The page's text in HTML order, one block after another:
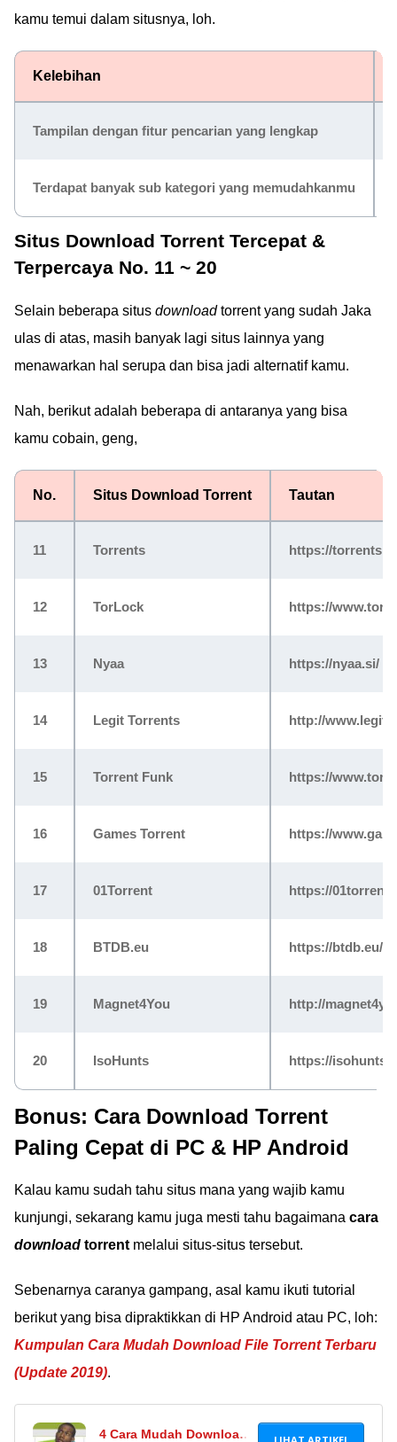
kamu temui dalam situsnya, loh.
Kelebihan
Tampilan dengan fitur pencarian yang lengkap
Terdapat banyak sub kategori yang memudahkanmu
Situs Download Torrent Tercepat &
Terpercaya No. 11 ~ 20
Selain beberapa situs downloadtorrent yang sudah Jaka
ulas di atas, masih banyak lagi situs lainnya yang
menawarkan hal serupa dan bisa jadi alternatif kamu.
Nah, berikut adalah beberapa di antaranya yang bisa
kamu cobain, geng,
No. Situs Download Torrent Tautan
11 Torrents https://
12 TorLock https://
13 Nyaa https://nyaa.si/
14 Legit Torrents http://
15 Torrent Funk https://
16 Games Torrent https://
17 01Torrent https://
18 BTDB.eu https://btdb.eu/
19 Magnet4You http://
20 IsoHunts https://
Bonus: Cara Download Torrent
Paling Cepat di PC & HP Android
Kalau kamu sudah tahu situs mana yang wajib kamu
kunjungi, sekarang kamu juga mesti tahu bagaimana cara
download torrent melalui situs-situs tersebut.
Sebenarnya caranya gampang, asal kamu ikuti tutorial
berikut yang bisa dipraktikkan di HP Android atau PC, loh:
Kumpulan Cara Mudah Download File Torrent Terbaru
(Update 2019).
4 Cara Mudah Download